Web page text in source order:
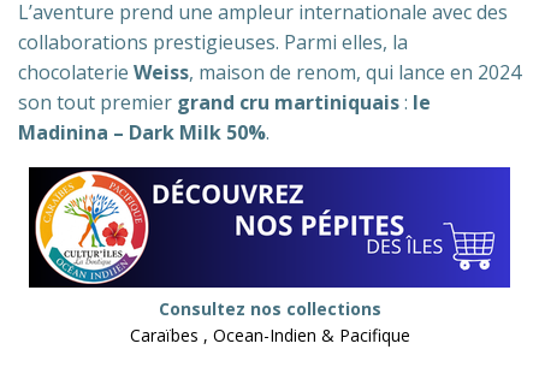
L’aventure prend une ampleur internationale avec des
collaborations prestigieuses. Parmi elles, la
chocolaterie Weiss, maison de renom, qui lance en 2024
son tout premier grand cru martiniquais: le
Madinina – Dark Milk 50%.
Consultez nos collections
Caraïbes , Ocean-Indien & Pacifique